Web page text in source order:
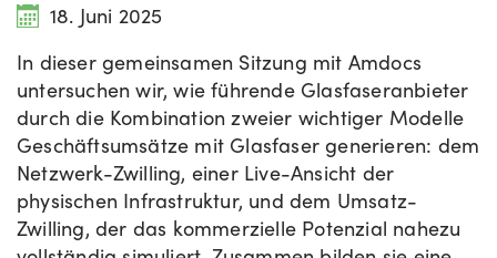
18. Juni 2025
In dieser gemeinsamen Sitzung mit Amdocs
untersuchen wir, wie führende Glasfaseranbieter
durch die Kombination zweier wichtiger Modelle
Geschäftsumsätze mit Glasfaser generieren: dem
Netzwerk-Zwilling, einer Live-Ansicht der
physischen Infrastruktur, und dem Umsatz-
Zwilling, der das kommerzielle Potenzial nahezu